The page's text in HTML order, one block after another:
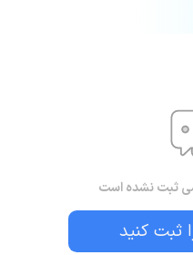
ثبت نشده است
ثبت کنید